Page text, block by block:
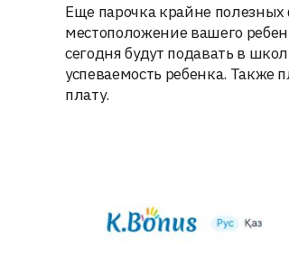
Еще парочка крайне полезных
местоположение вашего
сегодня будут подавать в
успеваемость ребенка. Также
плату.